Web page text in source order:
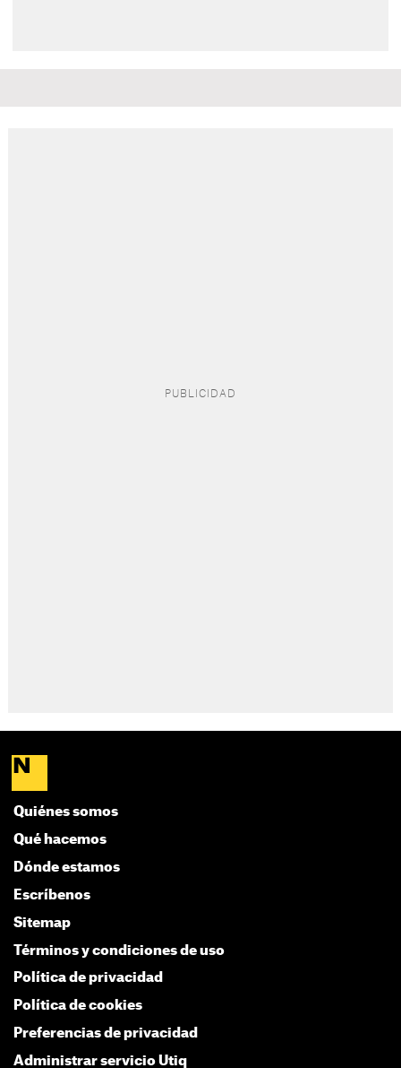
Quiénes somos
Qué hacemos
Dónde estamos
Escríbenos
Sitemap
Términos y condiciones de uso
Política de privacidad
Política de cookies
Preferencias de privacidad
Administrar servicio Utiq